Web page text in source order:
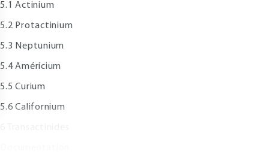
Actinium
Protactinium
Neptunium
Américium
Curium
Californium